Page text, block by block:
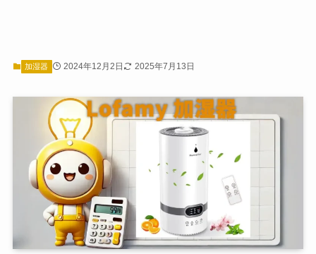
加湿器 2024年12月2日 2025年7月13日